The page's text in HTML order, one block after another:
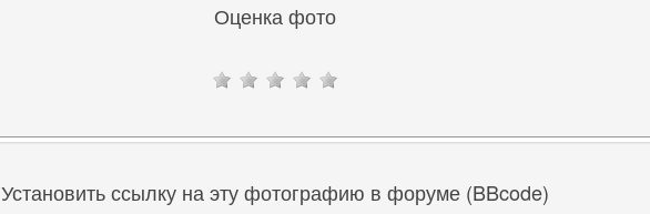
Оценка фото
Установить ссылку на эту фотографию в форуме (BBcode)